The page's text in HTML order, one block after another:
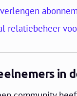
relatiebeheer
in